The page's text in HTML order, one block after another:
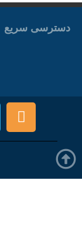
دسترسی سریع